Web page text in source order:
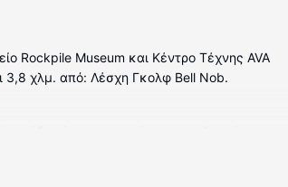
Rockpile Museum και Κέντρο Τέχνης AVA
3,8 χλμ. από: Λέσχη Γκολφ Bell Nob.
Τα ιδιωτικά μπάνια με συνδυασμό